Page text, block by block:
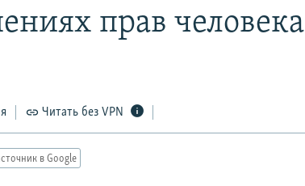
прав человека
Читать без VPN
в Google